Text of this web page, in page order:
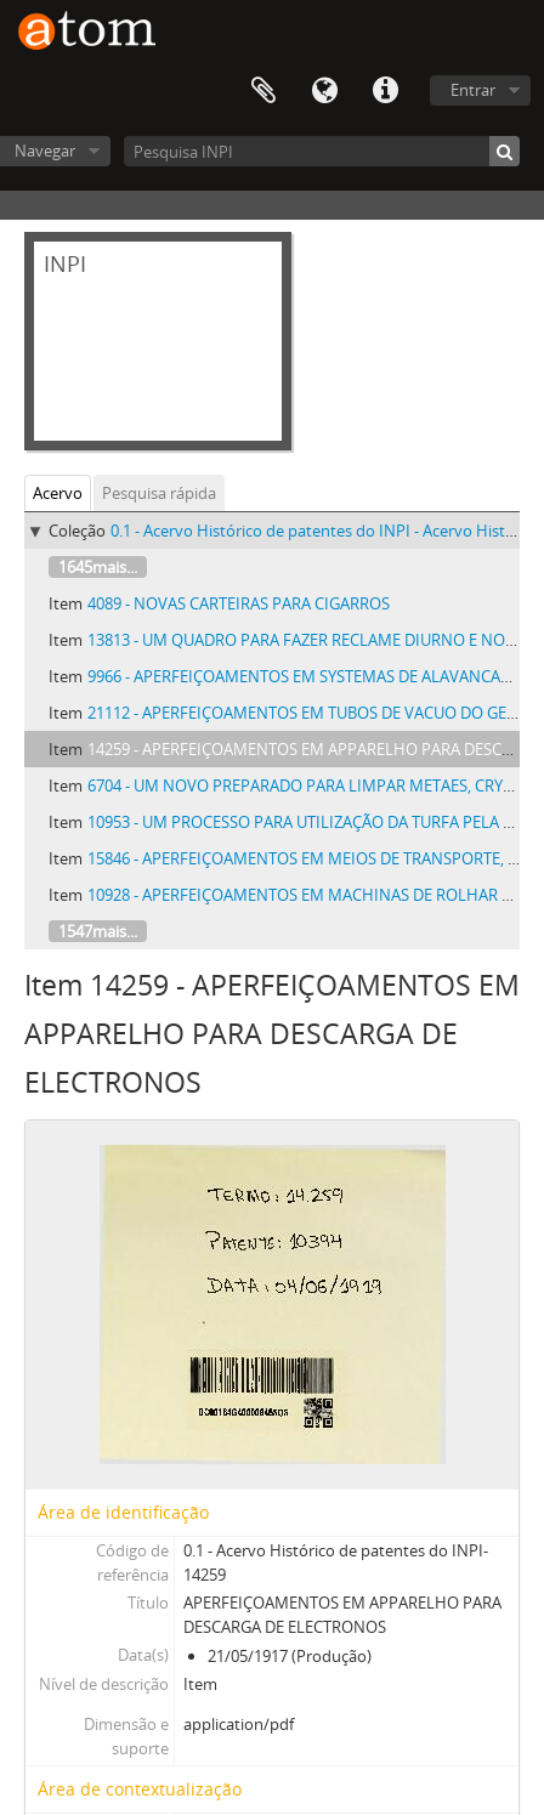
Entrar
Navegar
INPI
Acervo
Pesquisa rápida
Coleção 0.1 - Acervo Histórico de patentes do INPI - Acervo Histórico de patentes do INPI
1645mais...
Item 4089 - NOVAS CARTEIRAS PARA CIGARROS
Item 13813 - UM QUADRO PARA FAZER RECLAME DIURNO E NOTURNO APROVEITANDO LUZ NATURAL E ARTIFICIAL DENOMINADO PAP
Item 9966 - APERFEIÇOAMENTOS EM SYSTEMAS DE ALAVANCAS DE FREIO DE VEHICULOS DE VIAS FERREAS E DE OUTROS VEHICULOS
Item 21112 - APERFEIÇOAMENTOS EM TUBOS DE VACUO DO GENERO AUDION
Item 14259 - APERFEIÇOAMENTOS EM APPARELHO PARA DESCARGA DE ELECTRONOS
Item 6704 - UM NOVO PREPARADO PARA LIMPAR METAES, CRYSTAES, VIDROS, LOUÇA, PEDRAS PRECIOSAS E SEMELHANTES, DENOMINADO RODOLFINO
Item 10953 - UM PROCESSO PARA UTILIZAÇÃO DA TURFA PELA GAZEIFICAÇÃO EM GAZOGENEOS COM RECUPERAÇÃO DOS SUB-PRODUCTOS
Item 15846 - APERFEIÇOAMENTOS EM MEIOS DE TRANSPORTE, ESPECIALMENTE EM CARROS DE CARGA, CAMINHÕES-AUTOMOVEIS E SEMELHANTES
Item 10928 - APERFEIÇOAMENTOS EM MACHINAS DE ROLHAR GARRAFAS E RECIPIENTES SEMELHANTES
1547mais...
Item 14259 - APERFEIÇOAMENTOS EM
APPARELHO PARA DESCARGA DE
ELECTRONOS
Área de identificação
Código de
referência
0.1 - Acervo Histórico de patentes do INPI-
14259
Título
APERFEIÇOAMENTOS EM APPARELHO PARA
DESCARGA DE ELECTRONOS
Data(s)
21/05/1917 (Produção)
Nível de descrição
Item
Dimensão e
suporte
application/pdf
Área de contextualização